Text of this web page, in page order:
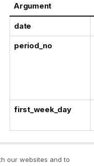
Argument
date
period_no
first_week_day
our websites and to